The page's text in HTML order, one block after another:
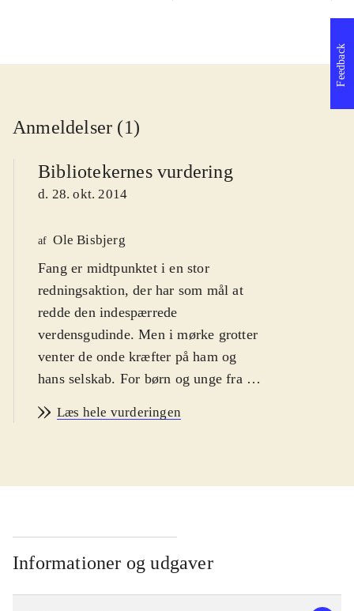
Anmeldelser (1)
Bibliotekernes vurdering
d. 28. okt. 2014
af Ole Bisbjerg
Fang er midtpunktet i en stor
redningsaktion, der har som mål at
redde den indespærrede
verdensgudinde. Men i mørke grotter
venter de onde kræfter på ham og
hans selskab. For børn og unge fra 12
rollespilsmysterier.
Men det ubekymrede liv ændrer sig
ham til at trække et underligt sværd
ud af en sten. Historien i "Fairy
fencer F" minder om myten om
"sværdet i stenen" - set gennem
Læs hele vurderingen
Informationer og udgaver
Feedback